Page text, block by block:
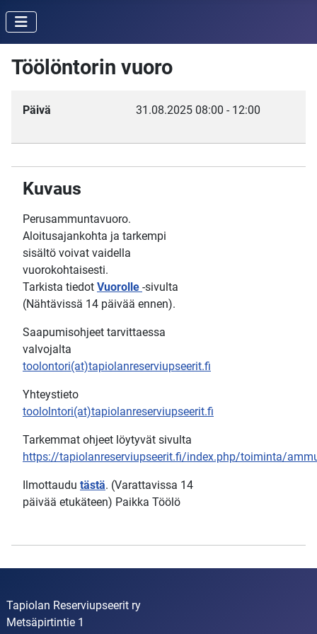
Töölöntorin vuoro
Päivä 31.08.2025 08:00 - 12:00
Kuvaus
Perusammuntavuoro.
Aloitusajankohta ja tarkempi
sisältö voivat vaidella
vuorokohtaisesti.
Tarkista tiedot Vuorolle -sivulta
(Nähtävissä 14 päivää ennen).
Saapumisohjeet tarvittaessa
valvojalta
toolontori(at)tapiolanreserviupseerit.fi
Yhteystieto
toololntori(at)tapiolanreserviupseerit.fi
Tarkemmat ohjeet löytyvät sivulta
https://tapiolanreserviupseerit.fi/index.php/toiminta/
Ilmottaudu tästä. (Varattavissa 14
päivää etukäteen) Paikka Töölö
Tapiolan Reserviupseerit ry
Metsäpirtintie 1